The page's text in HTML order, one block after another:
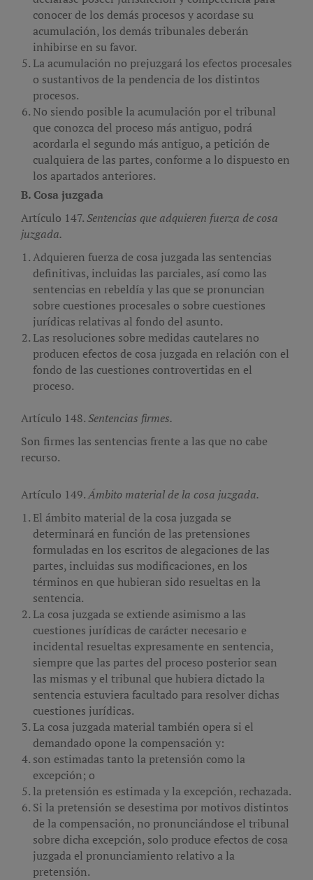
conocer de los demás procesos y acordase su
acumulación, los demás tribunales deberán
inhibirse en su favor.
La acumulación no prejuzgará los efectos procesales
o sustantivos de la pendencia de los distintos
procesos.
No siendo posible la acumulación por el tribunal
que conozca del proceso más antiguo, podrá
acordarla el segundo más antiguo, a petición de
cualquiera de las partes, conforme a lo dispuesto en
los apartados anteriores.
B. Cosa juzgada
Artículo 147.Sentencias que adquieren fuerza de cosa
juzgada.
Adquieren fuerza de cosa juzgada las sentencias
definitivas, incluidas las parciales, así como las
sentencias en rebeldía y las que se pronuncian
sobre cuestiones procesales o sobre cuestiones
jurídicas relativas al fondo del asunto.
Las resoluciones sobre medidas cautelares no
producen efectos de cosa juzgada en relación con el
fondo de las cuestiones controvertidas en el
proceso.
Artículo 148.Sentencias firmes.
Son firmes las sentencias frente a las que no cabe
recurso.
Artículo 149.Ámbito material de la cosa juzgada.
El ámbito material de la cosa juzgada se
determinará en función de las pretensiones
formuladas en los escritos de alegaciones de las
partes, incluidas sus modificaciones, en los
términos en que hubieran sido resueltas en la
sentencia.
La cosa juzgada se extiende asimismo a las
cuestiones jurídicas de carácter necesario e
incidental resueltas expresamente en sentencia,
siempre que las partes del proceso posterior sean
las mismas y el tribunal que hubiera dictado la
sentencia estuviera facultado para resolver dichas
cuestiones jurídicas.
La cosa juzgada material también opera si el
demandado opone la compensación y:
son estimadas tanto la pretensión como la
excepción; o
la pretensión es estimada y la excepción, rechazada.
Si la pretensión se desestima por motivos distintos
de la compensación, no pronunciándose el tribunal
sobre dicha excepción, solo produce efectos de cosa
juzgada el pronunciamiento relativo a la
pretensión.